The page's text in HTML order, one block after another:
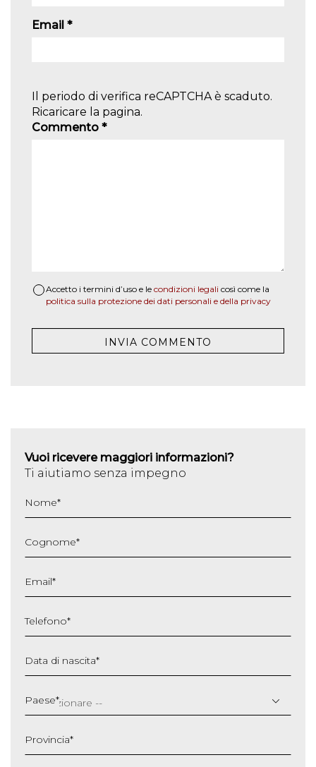
Email *
Il periodo di verifica reCAPTCHA è scaduto.
Ricaricare la pagina.
Commento *
Accetto i termini d’uso e le condizioni legali così come la
politica sulla protezione dei dati personali e della privacy
Vuoi ricevere maggiori informazioni?
Ti aiutiamo senza impegno
Nome*
Cognome*
Email*
Telefono*
Data di nascita*
slash
MM
AAAA
Paese*
Provincia*